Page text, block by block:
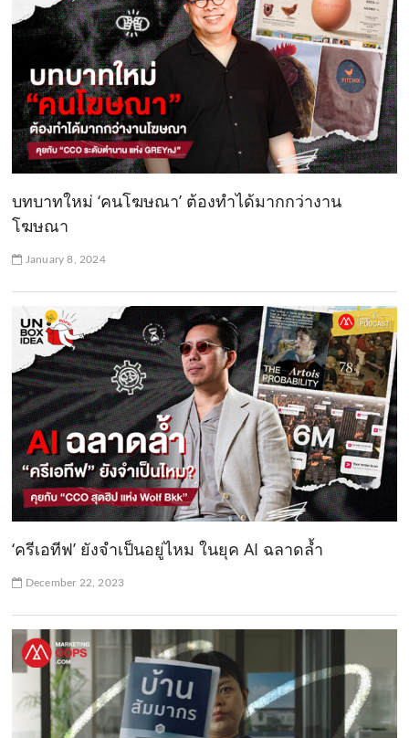
บทบาทใหม่ ‘คนโฆษณา’ ต้องทำได้มากกว่างาน
โฆษณา
January 8, 2024
‘ครีเอทีฟ’ ยังจำเป็นอยู่ไหม ในยุค AI ฉลาดล้ำ
December 22, 2023